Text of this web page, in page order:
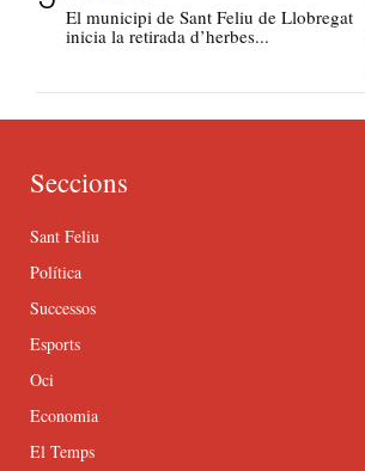
El municipi de Sant Feliu de Llobregat
inicia la retirada d’herbes...
Seccions
Sant Feliu
Política
Successos
Esports
Oci
Economia
El Temps